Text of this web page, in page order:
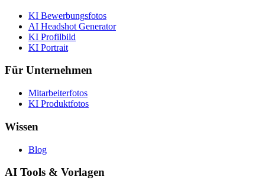
KI Bewerbungsfotos
AI Headshot Generator
KI Profilbild
KI Portrait
Für Unternehmen
Mitarbeiterfotos
KI Produktfotos
Wissen
Blog
AI Tools & Vorlagen